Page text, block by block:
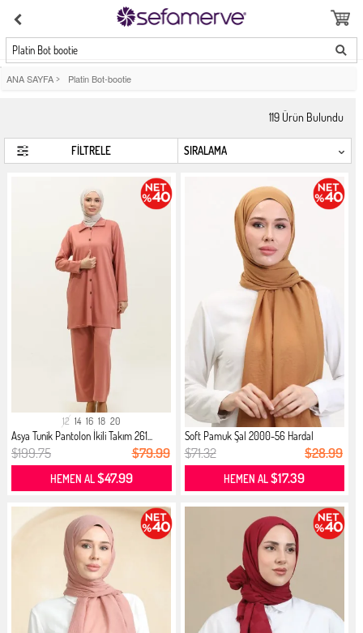
Platin Bot bootie
ANA SAYFA > Platin Bot-bootie
119 Ürün Bulundu
FİLTRELE
12 14 16 18 20
Asya Tunik Pantolon İkili Takım 261...
$199.75 $79.99
HEMEN AL$47.99
Soft Pamuk Şal 2000-56 Hardal
$71.32 $28.99
HEMEN AL$17.39